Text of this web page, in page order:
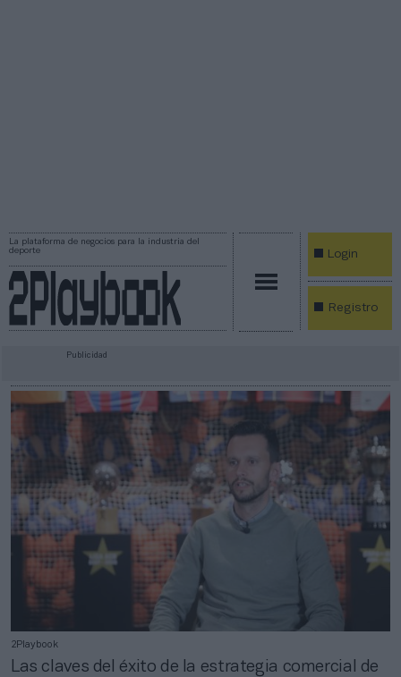
La plataforma de negocios para la industria del
deporte
Login
Registro
Publicidad
2Playbook
Las claves del éxito de la estrategia comercial de